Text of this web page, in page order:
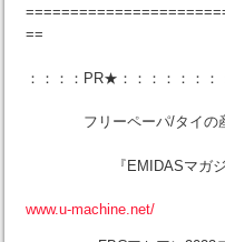
==
：：：：PR★：：：：：：：
フリーペーパ/タイの産
『EMIDASマガジ
www.u-machine.net/